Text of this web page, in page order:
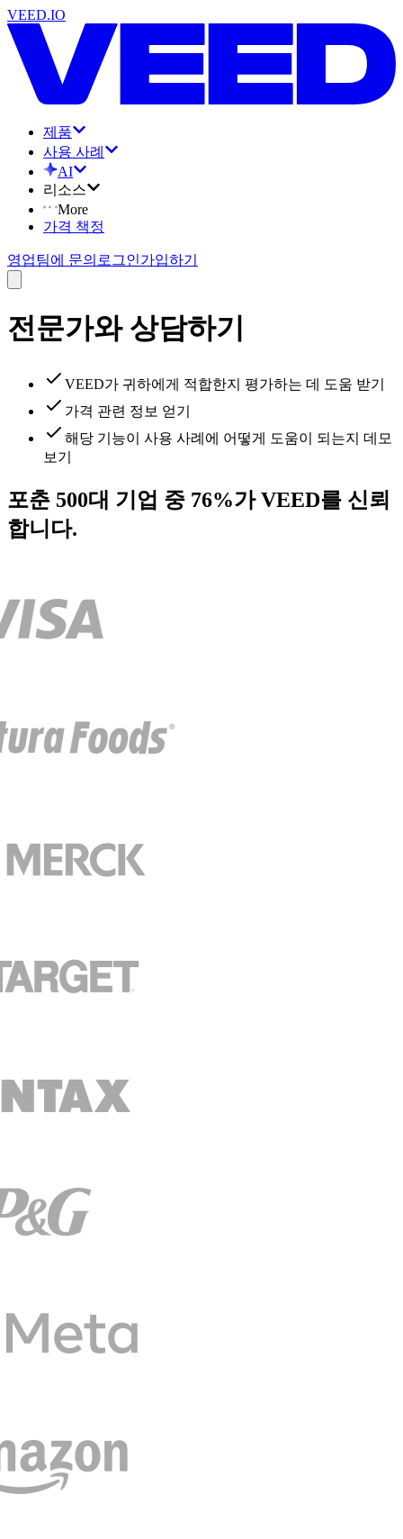
VEED.IO
제품
사용 사례
AI
리소스
More
가격 책정
영업팀에 문의 로그인가입하기
전문가와 상담하기
VEED가 귀하에게 적합한지 평가하는 데 도움 받기
가격 관련 정보 얻기
해당 기능이 사용 사례에 어떻게 도움이 되는지 데모
보기
포춘 500대 기업 중 76%가 VEED를 신뢰
합니다.